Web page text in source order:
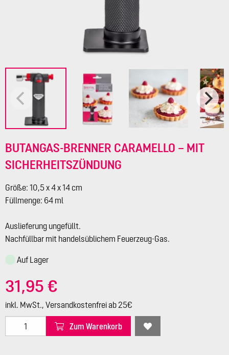
BUTANGAS-BRENNER CARAMELLO – MIT
SICHERHEITSZÜNDUNG
Größe: 10,5 x 4 x 14 cm
Füllmenge: 64 ml
Auslieferung ungefüllt.
Nachfüllbar mit handelsüblichem Feuerzeug-Gas.
Auf Lager
31,95 €
inkl. MwSt., Versandkostenfrei ab 25€
Zum Warenkorb